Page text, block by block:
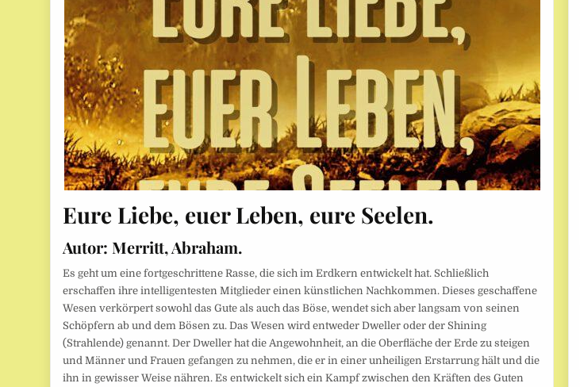
Eure Liebe, euer Leben, eure Seelen.
Autor: Merritt, Abraham.
Es geht um eine fortgeschrittene Rasse, die sich im Erdkern entwickelt hat. Schließlich
erschaffen ihre intelligentesten Mitglieder einen künstlichen Nachkommen. Dieses geschaffene
Wesen verkörpert sowohl das Gute als auch das Böse, wendet sich aber langsam von seinen
Schöpfern ab und dem Bösen zu. Das Wesen wird entweder Dweller oder der Shining
(Strahlende) genannt. Der Dweller hat die Angewohnheit, an die Oberfläche der Erde zu steigen
und Männer und Frauen gefangen zu nehmen, die er in einer unheiligen Erstarrung hält und die
ihn in gewisser Weise nähren. Es entwickelt sich ein Kampf zwischen den Kräften des Guten